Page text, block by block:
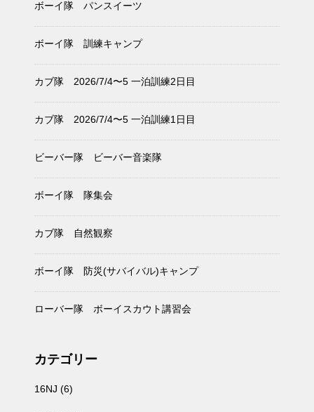
ボーイ隊 パンスイーツ
ボーイ隊 訓練キャンプ
カブ隊 2026/7/4〜5 一泊訓練2日目
カブ隊 2026/7/4〜5 一泊訓練1日目
ビーバー隊 ビーバー音楽隊
ボーイ隊 隊集会
カブ隊 自然観察
ボーイ隊 防災(サバイバル)キャンプ
ローバー隊 ボーイスカウト講習会
カテゴリー
16NJ (6)